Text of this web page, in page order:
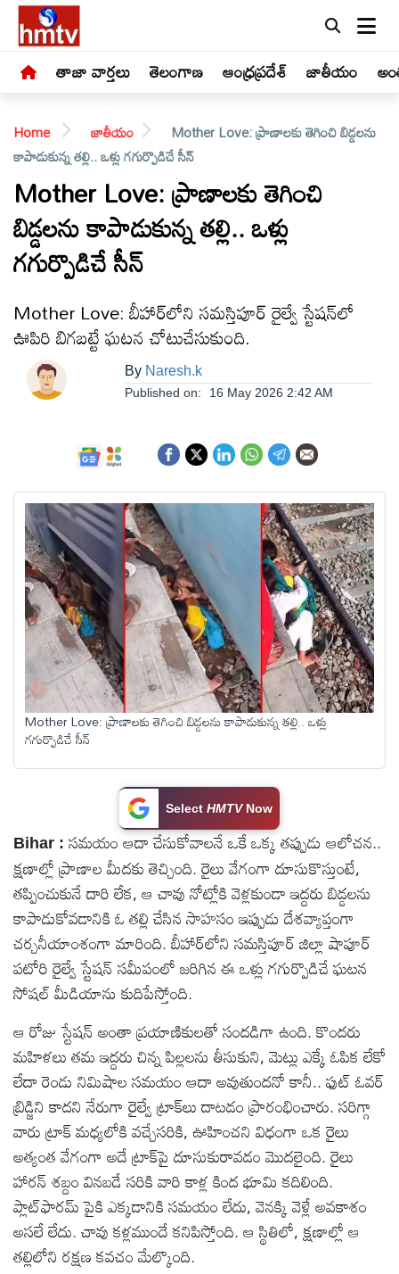
తాజా వార్తలు తెలంగాణ ఆంధ్రప్రదేశ్ జాతీయం
LIVE
తాజా
వార్తలు
తెలంగాణ
జాతీయం
అంతర్జాతీయం
సినిమా
క్రీడలు
వ్యాపారం
స్టైల్
టెక్నాలజీ
స్పెషల్స్
కెరీర్ &
ఉద్యోగాలు
లైవ్
టీవి
వ్యవసాయం
ఓటీటీ
వీడియోలు
ఆటోమొబైల్
Home జాతీయం
Mother Love: ప్రాణాలకు తెగించి బిడ్డలను
కాపాడుకున్న తల్లి.. ఒళ్లు గగుర్పొడిచే సీన్
Mother Love: ప్రాణాలకు తెగించి
బిడ్డలను కాపాడుకున్న తల్లి.. ఒళ్లు
గగుర్పొడిచే సీన్
Mother Love: బీహార్‌లోని సమస్తిపూర్ రైల్వే స్టేషన్‌లో
ఊపిరి బిగబట్టే ఘటన చోటుచేసుకుంది.
By Naresh.k
Published on: 16 May 2026 2:42 AM
Mother Love: ప్రాణాలకు తెగించి బిడ్డలను కాపాడుకున్న తల్లి.. ఒళ్లు
గగుర్పొడిచే సీన్
Select HMTVNow
Bihar : సమయం ఆదా చేసుకోవాలనే ఒకే ఒక్క తప్పుడు ఆలోచన..
క్షణాల్లో ప్రాణాల మీదకు తెచ్చింది. రైలు వేగంగా దూసుకొస్తుంటే,
తప్పించుకునే దారి లేక, ఆ చావు నోట్లోకి వెళ్లకుండా ఇద్దరు బిడ్డలను
కాపాడుకోవడానికి ఓ తల్లి చేసిన సాహసం ఇప్పుడు దేశవ్యాప్తంగా
చర్చనీయాంశంగా మారింది. బీహార్‌లోని సమస్తిపూర్ జిల్లా షాపూర్
పటోరి రైల్వే స్టేషన్ సమీపంలో జరిగిన ఈ ఒళ్లు గగుర్పొడిచే ఘటన
సోషల్ మీడియాను కుదిపేస్తోంది.
ఆ రోజు స్టేషన్ అంతా ప్రయాణికులతో సందడిగా ఉంది. కొందరు
మహిళలు తమ ఇద్దరు చిన్న పిల్లలను తీసుకుని, మెట్లు ఎక్కే ఓపిక లేకో
లేదా రెండు నిమిషాల సమయం ఆదా అవుతుందనో కానీ.. ఫుట్ ఓవర్
బ్రిడ్జిని కాదని నేరుగా రైల్వే ట్రాక్‌లు దాటడం ప్రారంభించారు. సరిగ్గా
వారు ట్రాక్ మధ్యలోకి వచ్చేసరికి, ఊహించని విధంగా ఒక రైలు
అత్యంత వేగంగా అదే ట్రాక్‌పై దూసుకురావడం మొదలైంది. రైలు
హారన్ శబ్దం వినబడే సరికి వారి కాళ్ల కింద భూమి కదిలింది.
ప్లాట్‌ఫారమ్ పైకి ఎక్కడానికి సమయం లేదు, వెనక్కి వెళ్లే అవకాశం
అసలే లేదు. చావు కళ్లముందే కనిపిస్తోంది. ఆ స్థితిలో, క్షణాల్లో ఆ
తల్లిలోని రక్షణ కవచం మేల్కొంది.